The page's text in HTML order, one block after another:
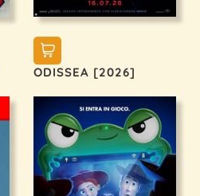
ODISSEA [2026]